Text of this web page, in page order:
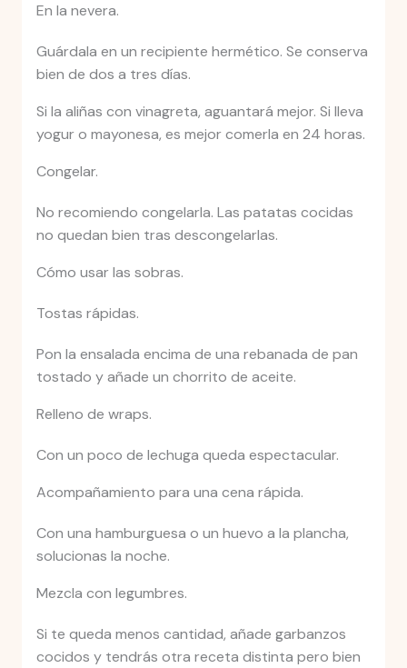
En la nevera.
Guárdala en un recipiente hermético. Se conserva
bien de dos a tres días.
Si la aliñas con vinagreta, aguantará mejor. Si lleva
yogur o mayonesa, es mejor comerla en 24 horas.
Congelar.
No recomiendo congelarla. Las patatas cocidas
no quedan bien tras descongelarlas.
Cómo usar las sobras.
Tostas rápidas.
Pon la ensalada encima de una rebanada de pan
tostado y añade un chorrito de aceite.
Relleno de wraps.
Con un poco de lechuga queda espectacular.
Acompañamiento para una cena rápida.
Con una hamburguesa o un huevo a la plancha,
solucionas la noche.
Mezcla con legumbres.
Si te queda menos cantidad, añade garbanzos
cocidos y tendrás otra receta distinta pero bien